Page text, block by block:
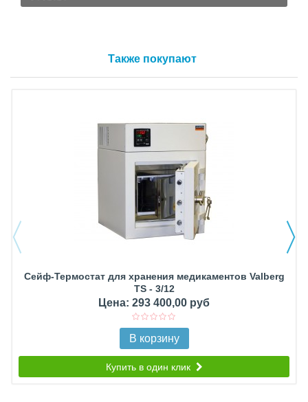
Также покупают
Сейф-Термостат для хранения медикаментов Valberg
TS - 3/12
Цена: 293 400,00 руб
В корзину
Купить в один клик